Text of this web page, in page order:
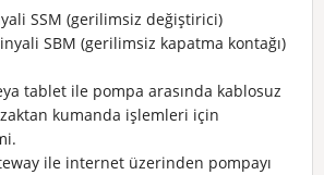
SSM (gerilimsiz değiştirici)
SBM (gerilimsiz kapatma kontağı)
tablet ile pompa arasında kablosuz
kumanda işlemleri için
ile internet üzerinden pompayı